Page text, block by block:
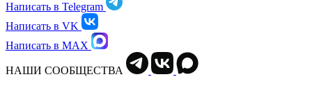
Написать в Telegram
Написать в VK
Написать в MAX
НАШИ СООБЩЕСТВА